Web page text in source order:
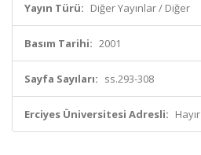
Yayın Türü: Diğer Yayınlar / Diğer
Basım Tarihi: 2001
Sayfa Sayıları: ss.293-308
Erciyes Üniversitesi Adresli: Hayır